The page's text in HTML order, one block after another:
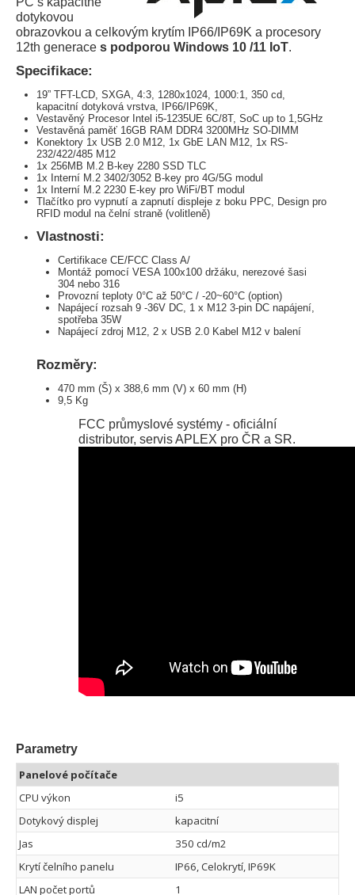
dotykovou
obrazovkou a celkovým krytím IP66/IP69K a procesory
12th generace s podporou Windows 10 /11 IoT.
Specifikace:
19” TFT-LCD, SXGA, 4:3, 1280x1024, 1000:1, 350 cd,
kapacitní dotyková vrstva, IP66/IP69K,
Vestavěný Procesor Intel i5-1235UE 6C/8T, SoC up to 1,5GHz
Vestavěná paměť 16GB RAM DDR4 3200MHz SO-DIMM
Konektory 1x USB 2.0 M12, 1x GbE LAN M12, 1x RS-
232/422/485 M12
1x 256MB M.2 B-key 2280 SSD TLC
1x Interní M.2 3402/3052 B-key pro 4G/5G modul
1x Interní M.2 2230 E-key pro WiFi/BT modul
Tlačítko pro vypnutí a zapnutí displeje z boku PPC, Design pro
RFID modul na čelní straně (volitleně)
Vlastnosti:
Certifikace CE/FCC Class A/
Montáž pomocí VESA 100x100 držáku, nerezové šasi
304 nebo 316
Provozní teploty 0°C až 50°C / -20~60°C (option)
Napájecí rozsah 9 -36V DC, 1 x M12 3-pin DC napájení,
spotřeba 35W
Napájecí zdroj M12, 2 x USB 2.0 Kabel M12 v balení
Rozměry:
470 mm (Š) x 388,6 mm (V) x 60 mm (H)
9,5 Kg
FCC průmyslové systémy - oficiální
distributor, servis APLEX pro ČR a SR.
Parametry
Panelové počítače
CPU výkon
i5
Dotykový displej
kapacitní
Jas
350 cd/m2
Krytí čelního panelu
IP66, Celokrytí, IP69K
LAN počet portů
1